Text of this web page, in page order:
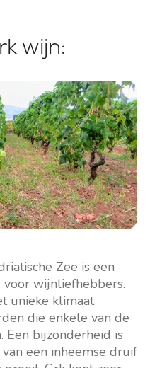
wijn:
Zee is een
wijnliefhebbers.
unieke klimaat
die enkele van de
Een bijzonderheid is
een inheemse druif